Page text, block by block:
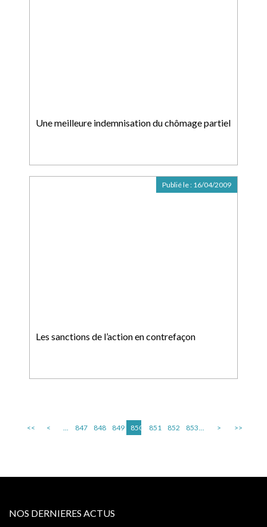
Une meilleure indemnisation du chômage partiel
Les sanctions de l’action en contrefaçon
Publié le : 16/04/2009
<< < ... 847 848 849 850 851 852 853... > >>
NOS DERNIERES ACTUS